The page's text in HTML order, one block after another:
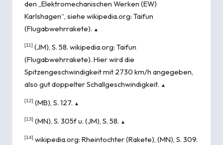
den „Elektromechanischen Werken (EW)
Karlshagen“, siehe wikipedia.org: Taifun
(Flugabwehrrakete). ▲
[11] (JM), S. 58. wikipedia.org: Taifun
(Flugabwehrrakete). Hier wird die
Spitzengeschwindigkeit mit 2730 km/h angegeben,
also gut doppelter Schallgeschwindigkeit. ▲
[12] (MB), S. 127. ▲
[13] (MN), S. 305f u. (JM), S. 58. ▲
[14] wikipedia.org: Rheintochter (Rakete), (MN), S. 309.